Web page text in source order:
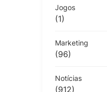
Jogos
(1)
Marketing
(96)
Notícias
(912)